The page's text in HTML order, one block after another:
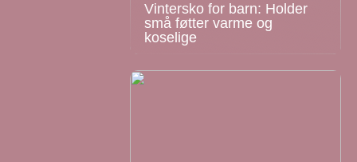
Vintersko for barn: Holder
små føtter varme og
koselige